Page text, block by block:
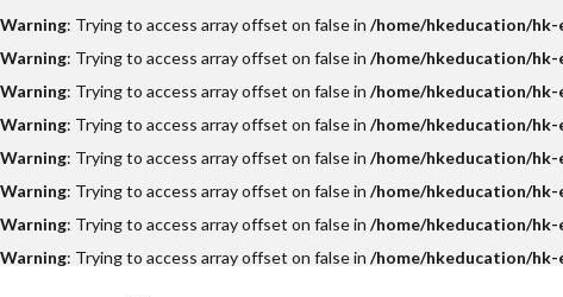
Warning: Trying to access array offset on false in /home/hkeducation/
Warning: Trying to access array offset on false in /home/hkeducation/
Warning: Trying to access array offset on false in /home/hkeducation/
Warning: Trying to access array offset on false in /home/hkeducation/
Warning: Trying to access array offset on false in /home/hkeducation/
Warning: Trying to access array offset on false in /home/hkeducation/
Warning: Trying to access array offset on false in /home/hkeducation/
Warning: Trying to access array offset on false in /home/hkeducation/